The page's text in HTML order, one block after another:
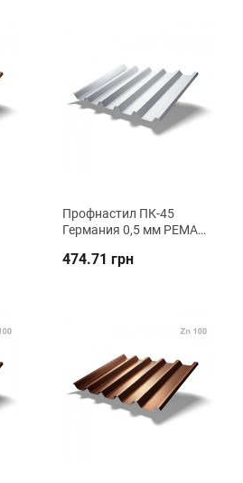
Профнастил ПК-45
Германия 0,5 мм PEMA
Металика
474.71 грн